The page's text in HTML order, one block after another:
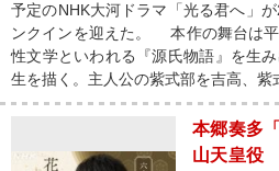
予定のNHK大河ドラマ「光る君へ」
ンクインを迎えた。 本作の舞台は
性文学といわれる『源氏物語』を生
生を描く。主人公の紫式部を吉高、紫
本郷奏多
山天皇役